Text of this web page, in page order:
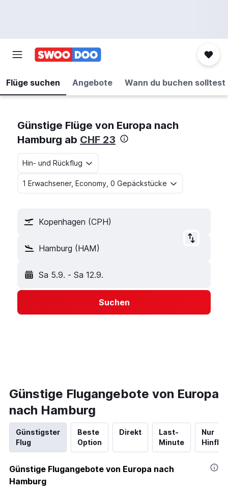
Flüge suchen Angebote Wann du buchen solltest
Günstige Flüge von Europa nach
Hamburg ab CHF 23
Hin- und Rückflug
1 Erwachsener, Economy, 0 Gepäckstücke
Kopenhagen (CPH)
Hamburg (HAM)
Sa 5.9. - Sa 12.9.
Suchen
Günstige Flugangebote von Europa
nach Hamburg
Günstigster
Flug
Beste
Option
Direkt
Last-
Minute
Nur
Hinflug
Günstige Flugangebote von Europa nach
Hamburg